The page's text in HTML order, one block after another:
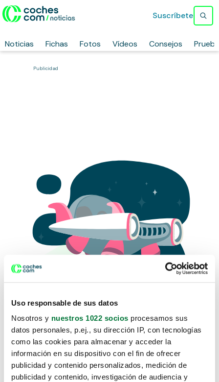
Uso responsable de sus datos
Nosotros y nuestros 1022 socios procesamos sus
datos personales, p.ej., su dirección IP, con tecnologías
como las cookies para almacenar y acceder la
información en su dispositivo con el fin de ofrecer
publicidad y contenido personalizados, medición de
publicidad y contenido, investigación de audiencia y
Noticias Fichas Fotos Vídeos Consejos
Suscríbete
Publicidad
Lo sentimos, no sabemos como
te hemos traido hasta aquí.